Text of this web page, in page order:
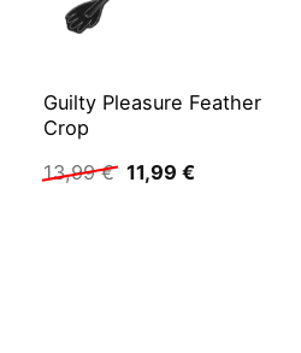
Guilty Pleasure Feather
Crop
13,99€ Ursprünglicher
Preis
11,99 €Aktueller